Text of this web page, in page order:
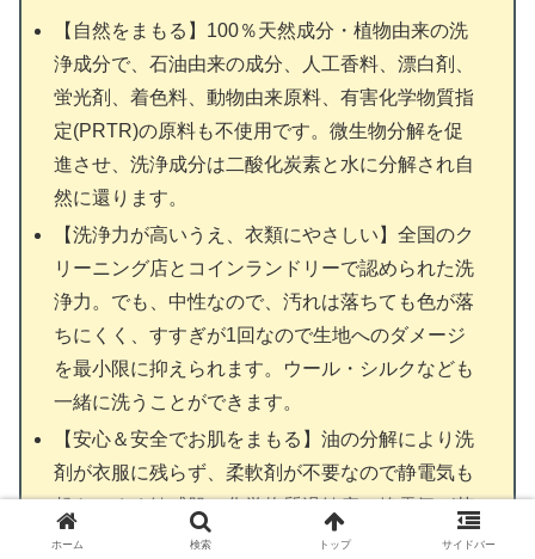
【自然をまもる】100％天然成分・植物由来の洗
浄成分で、石油由来の成分、人工香料、漂白剤、
蛍光剤、着色料、動物由来原料、有害化学物質指
定(PRTR)の原料も不使用です。微生物分解を促
進させ、洗浄成分は二酸化炭素と水に分解され自
然に還ります。
【洗浄力が高いうえ、衣類にやさしい】全国のク
リーニング店とコインランドリーで認められた洗
浄力。でも、中性なので、汚れは落ちても色が落
ちにくく、すすぎが1回なので生地へのダメージ
を最小限に抑えられます。ウール・シルクなども
一緒に洗うことができます。
【安心＆安全でお肌をまもる】油の分解により洗
剤が衣服に残らず、柔軟剤が不要なので静電気も
起きにくく敏感肌、化学物質過敏症、静電気が苦
手な方にも安心して使っていただけます。お肌へ
ホーム 検索 トップ サイドバー